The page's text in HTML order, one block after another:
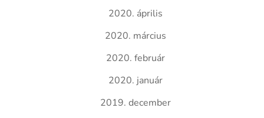
2020. április
2020. március
2020. február
2020. január
2019. december